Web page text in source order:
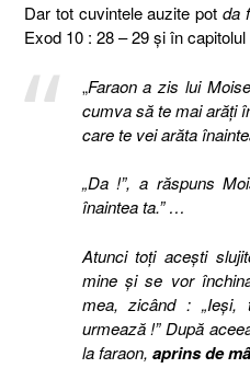
Dar tot cuvintele auzite potda
Exod 10 : 28 – 29 și în
„Faraon a zis lui
cumva să te mai arăţi
care te vei arăta
„Da !”, a răspuns
înaintea ta.” …
Atunci toţi aceşti
mine şi se vor
mea, zicând :
urmează !” După
la faraon, aprins de